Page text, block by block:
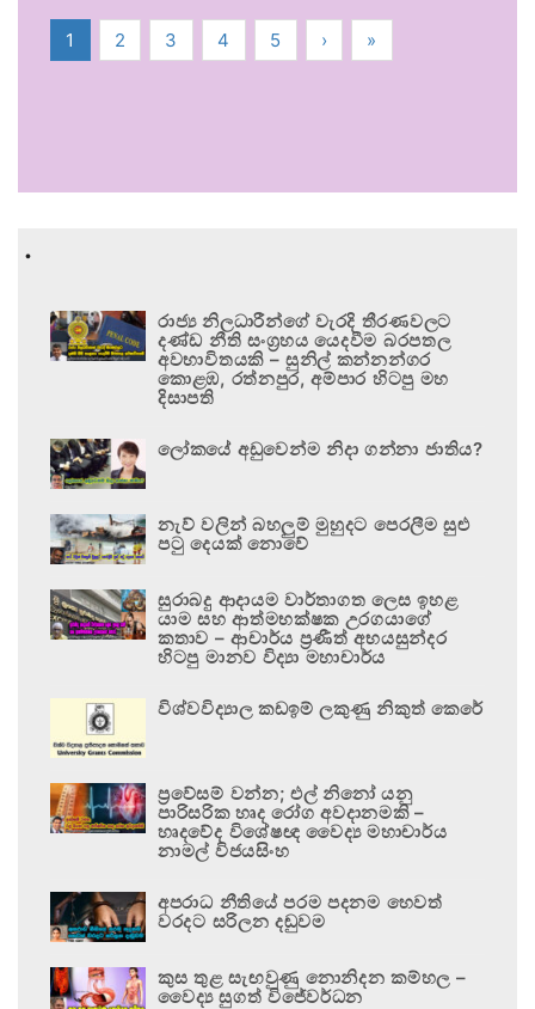
1 2 3 4 5 › »
.
රාජ්‍ය නිලධාරීන්ගේ වැරදි තීරණවලට
දණ්ඩ නීති සංග්‍රහය යෙදවීම බරපතල
අවභාවිතයකි – සුනිල් කන්නන්ගර
කොළඹ, රත්නපුර, අම්පාර හිටපු මහ
දිසාපති
ලෝකයේ අඩුවෙන්ම නිදා ගන්නා ජාතිය?
නැව් වලින් බහලුම් මුහුදට පෙරලීම සුළු
පටු දෙයක් නොවේ
සුරාබදු ආදායම වාර්තාගත ලෙස ඉහළ
යාම සහ ආත්මභක්ෂක උරගයාගේ
කතාව – ආචාර්ය ප්‍රණීත් අභයසුන්දර
හිටපු මානව විද්‍යා මහාචාර්ය
විශ්වවිද්‍යාල කඩඉම් ලකුණු නිකුත් කෙරේ
ප්‍රවේසම් වන්න; එල් නිනෝ යනු
පාරිසරික හෘද රෝග අවදානමකි –
හෘදවේද විශේෂඥ වෛද්‍ය මහාචාර්ය
නාමල් විජයසිංහ
අපරාධ නීතියේ පරම පදනම හෙවත්
වරදට සරිලන දඬුවම
කුස තුළ සැඟවුණු නොනිදන කම්හල –
වෛද්‍ය සුගත් විජේවර්ධන